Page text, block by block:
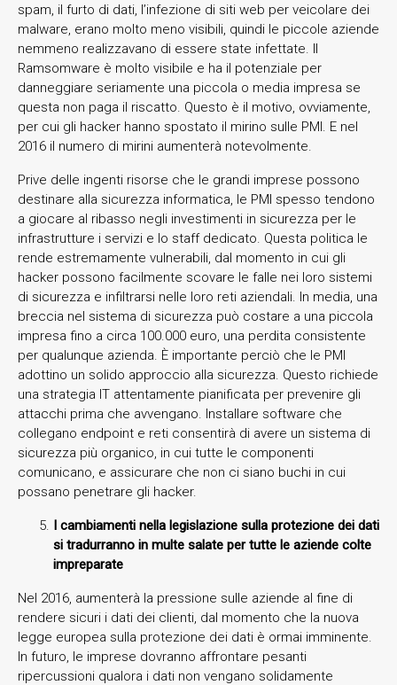
spam, il furto di dati, l’infezione di siti web per veicolare dei
malware, erano molto meno visibili, quindi le piccole aziende
nemmeno realizzavano di essere state infettate. Il
Ramsomware è molto visibile e ha il potenziale per
danneggiare seriamente una piccola o media impresa se
questa non paga il riscatto. Questo è il motivo, ovviamente,
per cui gli hacker hanno spostato il mirino sulle PMI. E nel
2016 il numero di mirini aumenterà notevolmente.
Prive delle ingenti risorse che le grandi imprese possono
destinare alla sicurezza informatica, le PMI spesso tendono
a giocare al ribasso negli investimenti in sicurezza per le
infrastrutture i servizi e lo staff dedicato. Questa politica le
rende estremamente vulnerabili, dal momento in cui gli
hacker possono facilmente scovare le falle nei loro sistemi
di sicurezza e infiltrarsi nelle loro reti aziendali. In media, una
breccia nel sistema di sicurezza può costare a una piccola
impresa fino a circa 100.000 euro, una perdita consistente
per qualunque azienda. È importante perciò che le PMI
adottino un solido approccio alla sicurezza. Questo richiede
una strategia IT attentamente pianificata per prevenire gli
attacchi prima che avvengano. Installare software che
collegano endpoint e reti consentirà di avere un sistema di
sicurezza più organico, in cui tutte le componenti
comunicano, e assicurare che non ci siano buchi in cui
possano penetrare gli hacker.
I cambiamenti nella legislazione sulla protezione dei dati
si tradurranno in multe salate per tutte le aziende colte
impreparate
Nel 2016, aumenterà la pressione sulle aziende al fine di
rendere sicuri i dati dei clienti, dal momento che la nuova
legge europea sulla protezione dei dati è ormai imminente.
In futuro, le imprese dovranno affrontare pesanti
ripercussioni qualora i dati non vengano solidamente